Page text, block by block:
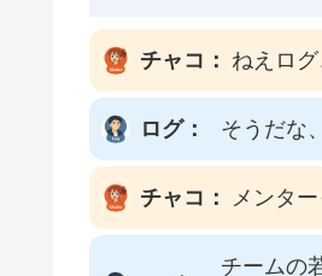
チャコ： ねえロ
ログ： そうだな
チャコ： メンタ
チームの